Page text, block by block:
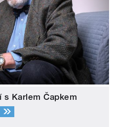
s Karlem Čapkem